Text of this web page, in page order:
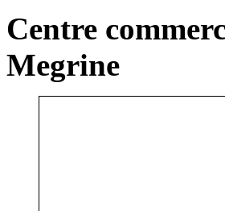
Centre
Megrine